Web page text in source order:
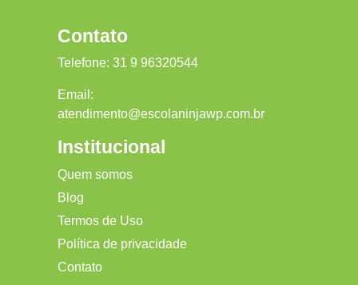
Contato
Telefone: 31 9 96320544
Email:
atendimento@escolaninjawp.com.br
Institucional
Quem somos
Blog
Termos de Uso
Política de privacidade
Contato